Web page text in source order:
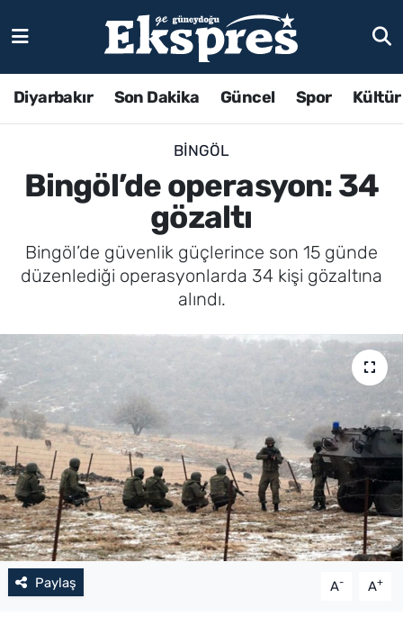
Diyarbakır Son Dakika Güncel Spor
BINGÖL
Bingöl’de operasyon: 34
gözaltı
Bingöl’de güvenlik güçlerince son 15 günde
düzenlediği operasyonlarda 34 kişi gözaltına
alındı.
Paylaş A- A+